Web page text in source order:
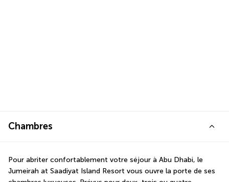
Chambres
Pour abriter confortablement votre séjour à Abu Dhabi, le
Jumeirah at Saadiyat Island Resort vous ouvre la porte de ses